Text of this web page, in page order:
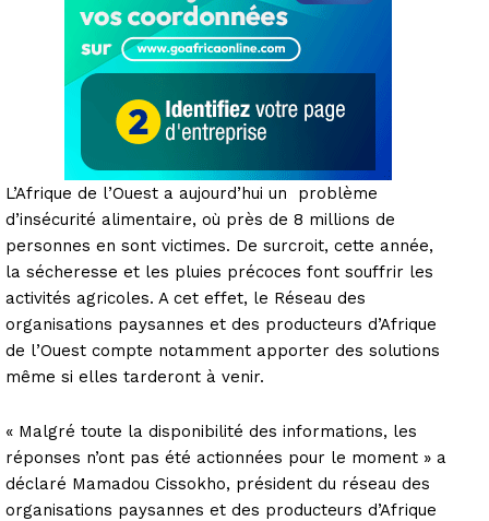
L’Afrique de l’Ouest a aujourd’hui un problème
d’insécurité alimentaire, où près de 8 millions de
personnes en sont victimes. De surcroit, cette année,
la sécheresse et les pluies précoces font souffrir les
activités agricoles. A cet effet, le Réseau des
organisations paysannes et des producteurs d’Afrique
de l’Ouest compte notamment apporter des solutions
même si elles tarderont à venir.
« Malgré toute la disponibilité des informations, les
réponses n’ont pas été actionnées pour le moment » a
déclaré Mamadou Cissokho, président du réseau des
organisations paysannes et des producteurs d’Afrique